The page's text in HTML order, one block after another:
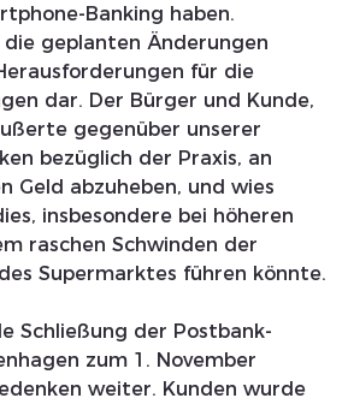
Banking haben.
geplanten Änderungen
für die
dar. Der Bürger und Kunde,
gegenüber unserer
bezüglich der Praxis, an
Geld abzuheben, und wies
insbesondere bei höheren
raschen Schwinden der
Supermarktes führen könnte.
Schließung der Postbank-
zum 1. November
weiter. Kunden wurde